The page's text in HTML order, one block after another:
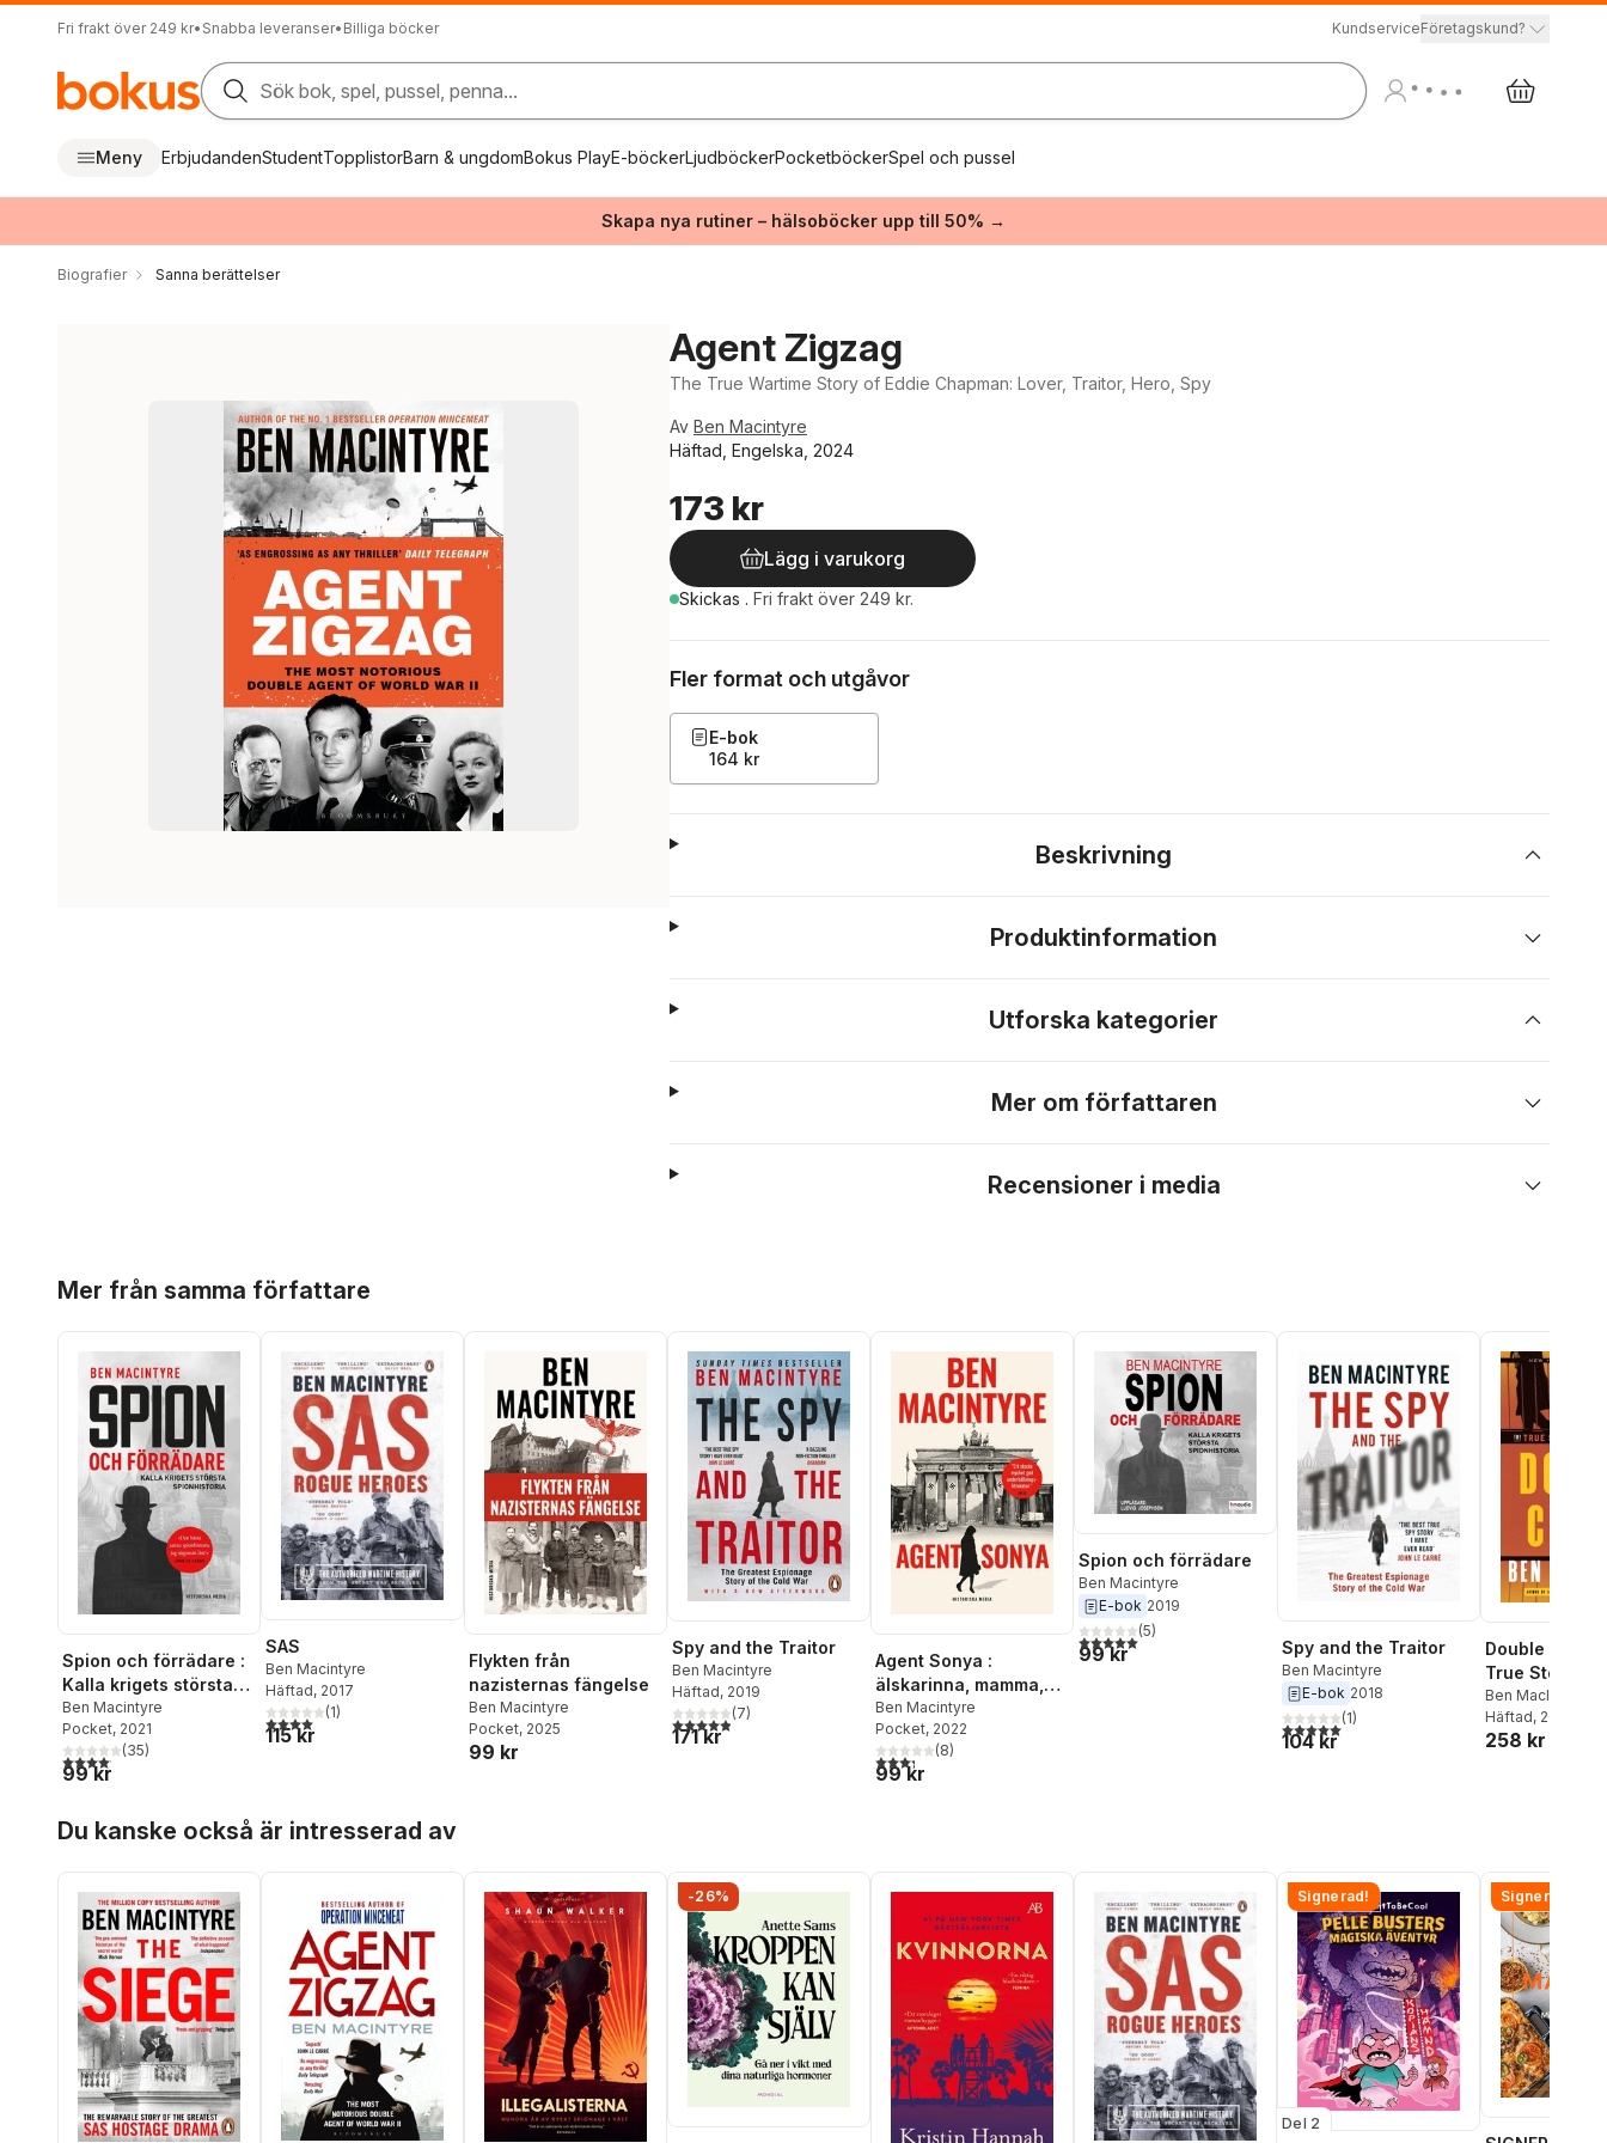
Fri frakt över 249 kr• Snabba leveranser• Billiga böcker KundserviceFöretagskund?
Sök bok, spel, pussel, penna...
Meny ErbjudandenStudentTopplistorBarn & ungdomBokus PlayE-böckerLjudböckerPocketböckerSpel och pussel
Skapa nya rutiner – hälsoböcker upp till 50% →
Biografier Sanna berättelser
Agent Zigzag
The True Wartime Story of Eddie Chapman: Lover, Traitor, Hero, Spy
Av Ben Macintyre
Häftad, Engelska, 2024
173 kr
Lägg i varukorg
Skickas . Fri frakt över 249 kr.
Fler format och utgåvor
E-bok
164 kr
Beskrivning
Produktinformation
Utforska kategorier
Mer om författaren
Recensioner i media
Mer från samma författare
Spion och förrädare :
Kalla krigets största
spionhistoria
Ben Macintyre
Pocket, 2021
4,1utav 5 stjärnor. Totalt antal röster:
(35)
99 kr
SAS
Ben Macintyre
Häftad, 2017
4,0utav 5 stjärnor. Totalt antal röster:
(1)
115 kr
Flykten från
nazisternas fängelse
Ben Macintyre
Pocket, 2025
99 kr
Spy and the Traitor
Ben Macintyre
Häftad, 2019
4,9utav 5 stjärnor. Totalt antal röster:
(7)
171 kr
Agent Sonya :
älskarinna, mamma,
soldat, spion
Ben Macintyre
Pocket, 2022
3,3utav 5 stjärnor. Totalt antal röster:
(8)
99 kr
Spion och förrädare
Ben Macintyre
E-bok 2019
5,0utav 5 stjärnor. Totalt antal röster:
(5)
99 kr Spy and the Traitor
Ben Macintyre
E-bok 2018
5,0utav 5 stjärnor. Totalt antal röster:
(1)
104 kr
Double
True Story of
Day Spies
Ben MacIntyre
Häftad, 2013
258 kr
Du kanske också är intresserad av
-26% Signerad!
Del 2
Signerad!